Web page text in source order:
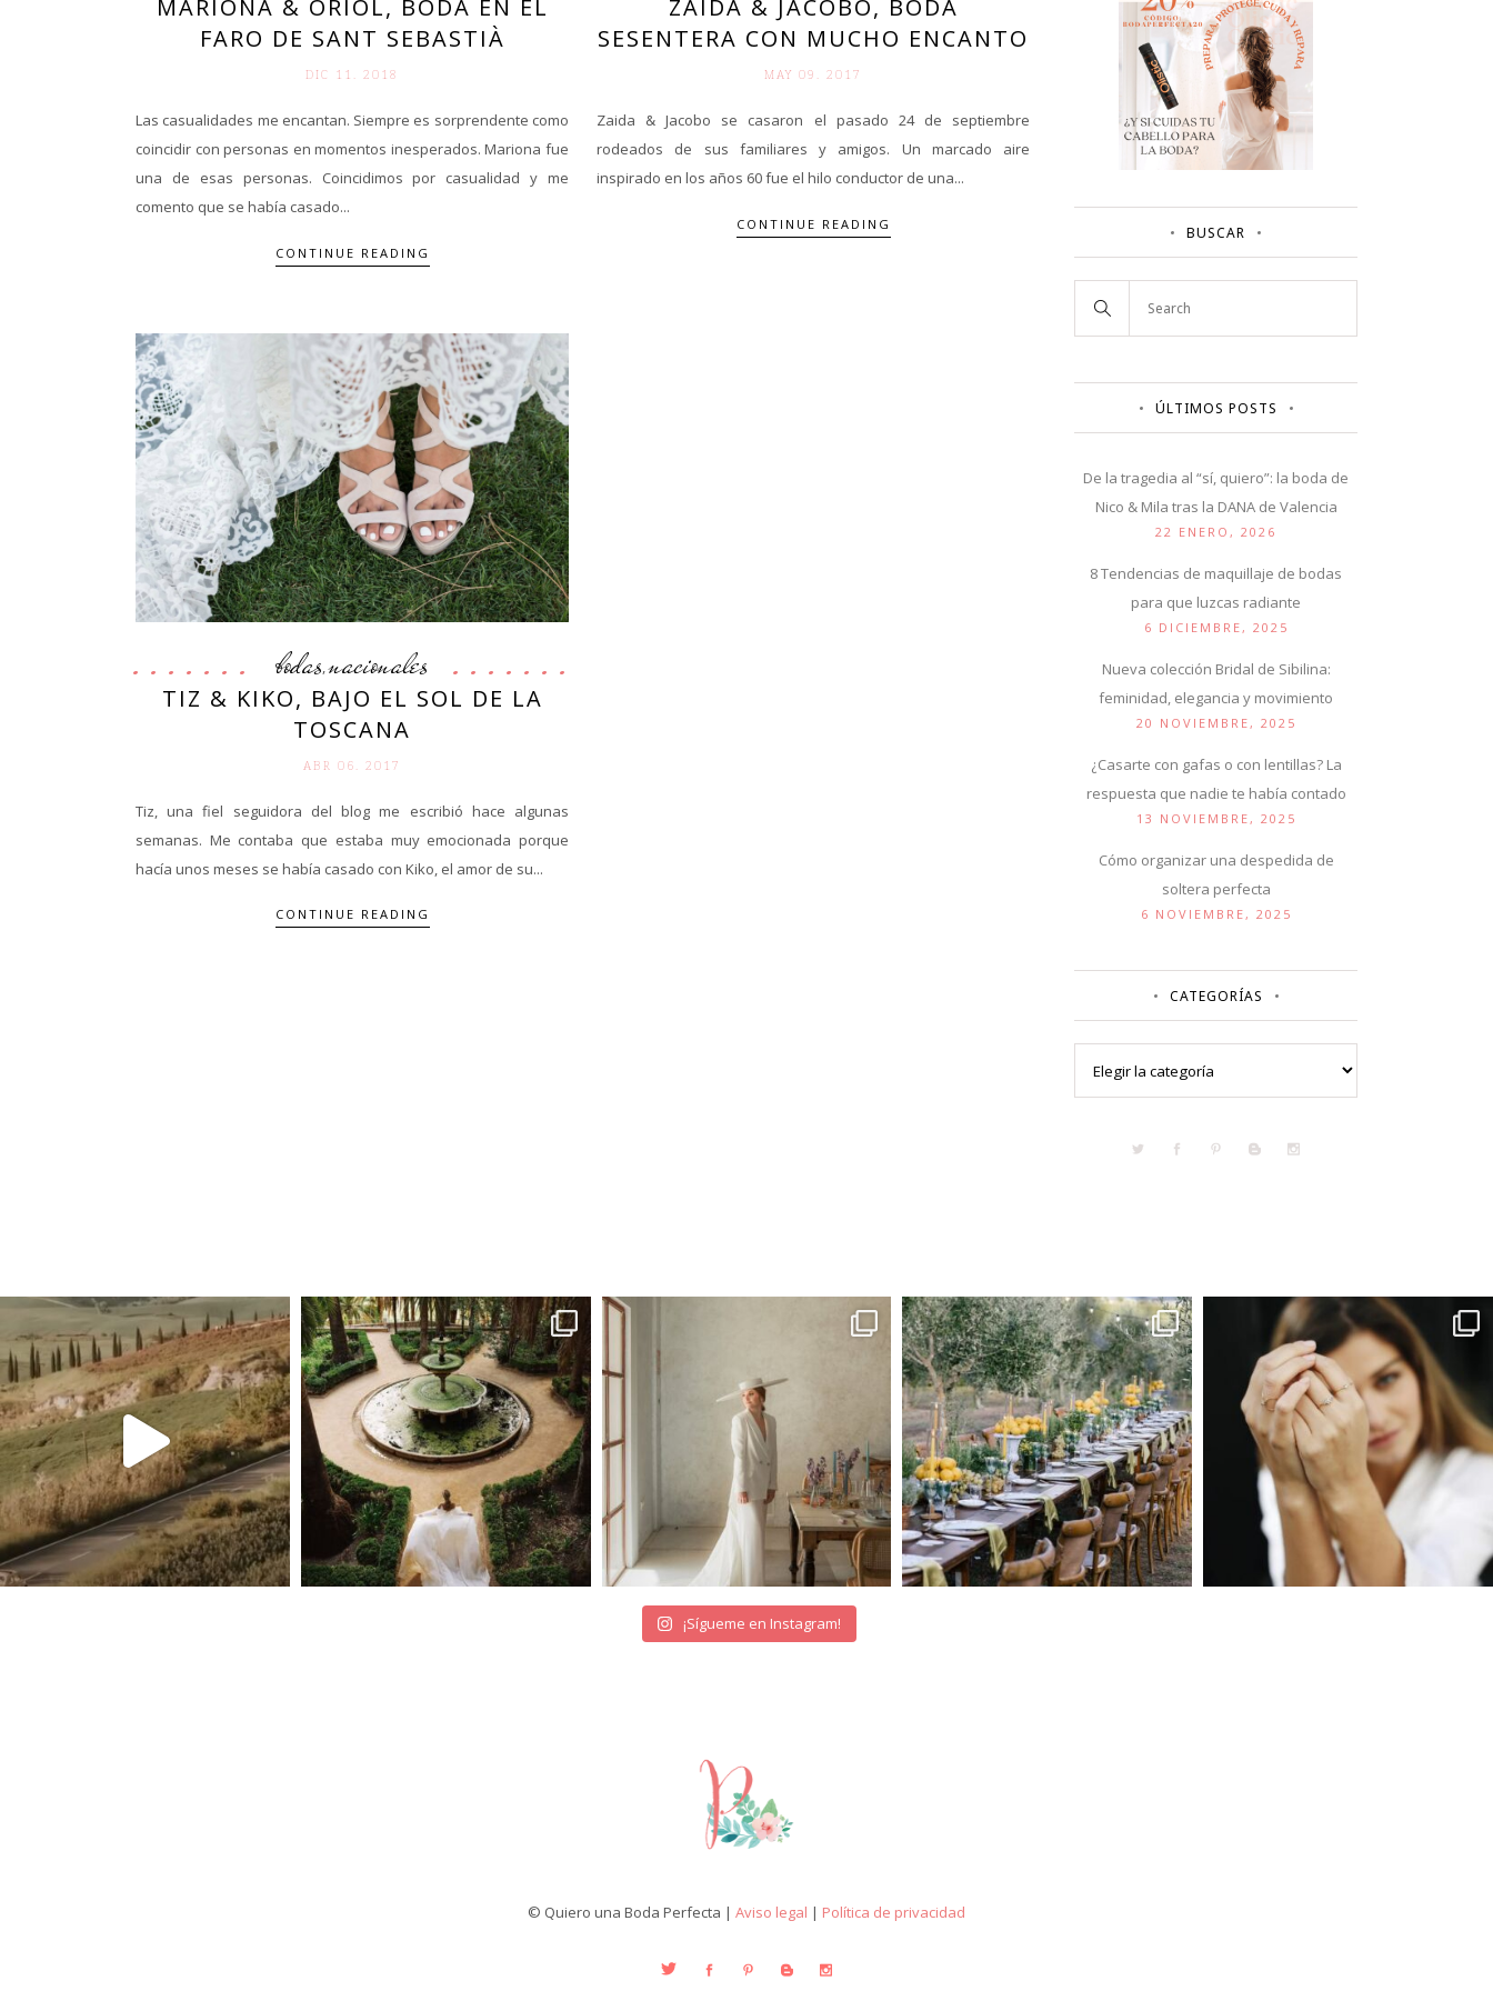
MARIONA & ORIOL, BODA EN EL
FARO DE SANT SEBASTIÀ
DIC 11. 2018
Las casualidades me encantan. Siempre es sorprendente como
coincidir con personas en momentos inesperados. Mariona fue
una de esas personas. Coincidimos por casualidad y me
comento que se había casado...
CONTINUE READING
ZAIDA & JACOBO, BODA
SESENTERA CON MUCHO ENCANTO
MAY 09. 2017
Zaida & Jacobo se casaron el pasado 24 de septiembre
rodeados de sus familiares y amigos. Un marcado aire
inspirado en los años 60 fue el hilo conductor de una...
CONTINUE READING
bodas,nacionales
TIZ & KIKO, BAJO EL SOL DE LA
TOSCANA
ABR 06. 2017
Tiz, una fiel seguidora del blog me escribió hace algunas
semanas. Me contaba que estaba muy emocionada porque
hacía unos meses se había casado con Kiko, el amor de su...
CONTINUE READING
BUSCAR
ÚLTIMOS POSTS
De la tragedia al “sí, quiero”: la boda de
Nico & Mila tras la DANA de Valencia
22 ENERO, 2026
8 Tendencias de maquillaje de bodas
para que luzcas radiante
6 DICIEMBRE, 2025
Nueva colección Bridal de Sibilina:
feminidad, elegancia y movimiento
20 NOVIEMBRE, 2025
¿Casarte con gafas o con lentillas? La
respuesta que nadie te había contado
13 NOVIEMBRE, 2025
Cómo organizar una despedida de
soltera perfecta
6 NOVIEMBRE, 2025
CATEGORÍAS
¡Sígueme en Instagram!
© Quiero una Boda Perfecta | Aviso legal | Política de privacidad